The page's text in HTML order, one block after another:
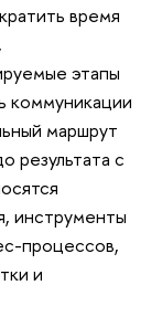
время
этапы
коммуникации
маршрут
результата с
инструменты
процессов,
и